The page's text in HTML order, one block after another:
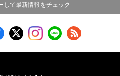
して最新情報をチェック